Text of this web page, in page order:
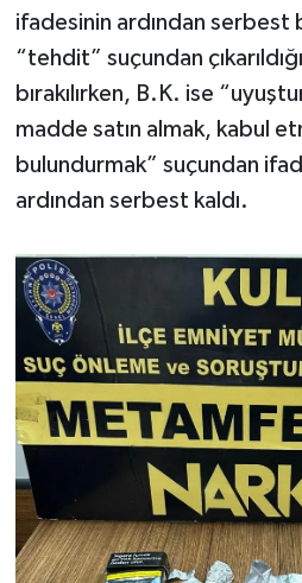
ifadesinin ardından serbest
“tehdit” suçundan
bırakılırken, B.K. ise
madde satın almak, kabul
bulundurmak” suçundan
ardından serbest kaldı.